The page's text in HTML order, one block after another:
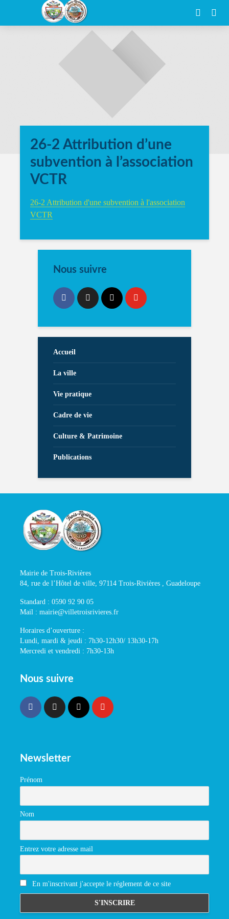
26-2 Attribution d’une
subvention à l’association
VCTR
26-2 Attribution d'une subvention à l'association
VCTR
Nous suivre
Accueil
La ville
Vie pratique
Cadre de vie
Culture & Patrimoine
Publications
Mairie de Trois-Rivières
84, rue de l’Hôtel de ville, 97114 Trois-Rivières , Guadeloupe
Standard : 0590 92 90 05
Mail : mairie@villetroisrivieres.fr
Horaires d’ouverture :
Lundi, mardi & jeudi : 7h30-12h30/ 13h30-17h
Mercredi et vendredi : 7h30-13h
Nous suivre
Newsletter
Prénom
Nom
Entrez votre adresse mail
En m'inscrivant j'accepte le réglement de ce site